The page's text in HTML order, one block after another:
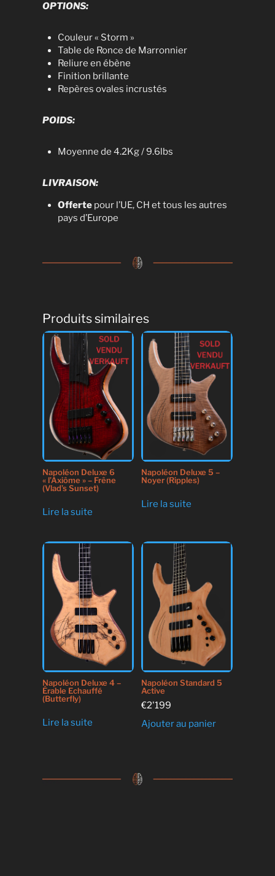
OPTIONS:
Couleur « Storm »
Table de Ronce de Marronnier
Reliure en ébène
Finition brillante
Repères ovales incrustés
POIDS:
Moyenne de 4.2Kg / 9.6lbs
LIVRAISON:
Offertepour l’UE, CH et tous les autres
pays d’Europe
Produits similaires
Napoléon Deluxe 6
« l’Axiôme » – Frêne
(Vlad’s Sunset)
Lire la suite
Napoléon Deluxe 5 –
Noyer (Ripples)
Lire la suite
Napoléon Deluxe 4 –
Érable Echauffé
(Butterfly)
Lire la suite
Napoléon Standard 5
Active
€2'199
Ajouter au panier